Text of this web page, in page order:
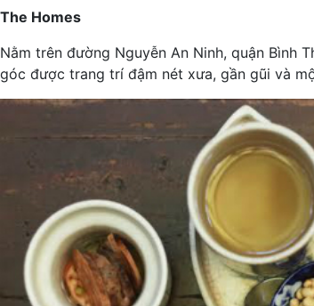
The Homes
Nằm trên đường Nguyễn An Ninh, quận Bình
góc được trang trí đậm nét xưa, gần gũi và